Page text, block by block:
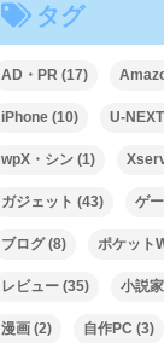
タグ
AD・PR (17)
iPhone (10) U-NEXT
wpX・シン (1)
ガジェット (43) ゲ
ブログ(8) ポケット
レビュー (35) 小説
漫画 (2) 自作PC (3)